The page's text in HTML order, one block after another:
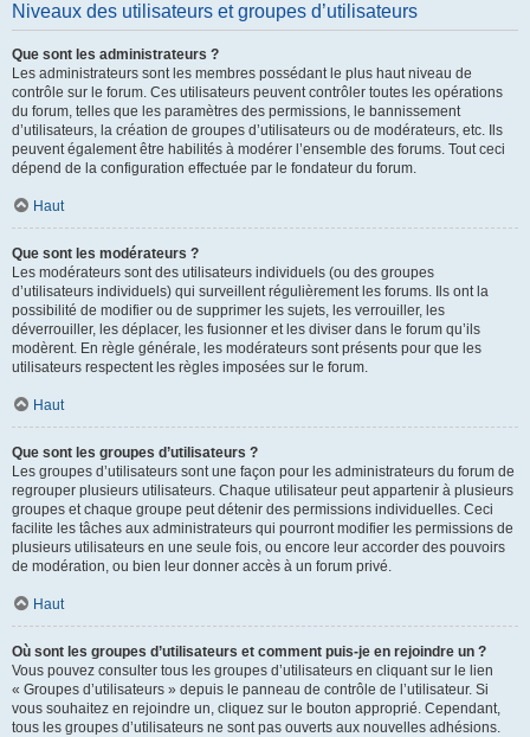
Niveaux des utilisateurs et groupes d’utilisateurs
Que sont les administrateurs ?
Les administrateurs sont les membres possédant le plus haut niveau de
contrôle sur le forum. Ces utilisateurs peuvent contrôler toutes les opérations
du forum, telles que les paramètres des permissions, le bannissement
d’utilisateurs, la création de groupes d’utilisateurs ou de modérateurs, etc. Ils
peuvent également être habilités à modérer l’ensemble des forums. Tout ceci
dépend de la configuration effectuée par le fondateur du forum.
Haut
Que sont les modérateurs ?
Les modérateurs sont des utilisateurs individuels (ou des groupes
d’utilisateurs individuels) qui surveillent régulièrement les forums. Ils ont la
possibilité de modifier ou de supprimer les sujets, les verrouiller, les
déverrouiller, les déplacer, les fusionner et les diviser dans le forum qu’ils
modèrent. En règle générale, les modérateurs sont présents pour que les
utilisateurs respectent les règles imposées sur le forum.
Haut
Que sont les groupes d’utilisateurs ?
Les groupes d’utilisateurs sont une façon pour les administrateurs du forum de
regrouper plusieurs utilisateurs. Chaque utilisateur peut appartenir à plusieurs
groupes et chaque groupe peut détenir des permissions individuelles. Ceci
facilite les tâches aux administrateurs qui pourront modifier les permissions de
plusieurs utilisateurs en une seule fois, ou encore leur accorder des pouvoirs
de modération, ou bien leur donner accès à un forum privé.
Haut
Où sont les groupes d’utilisateurs et comment puis-je en rejoindre un ?
Vous pouvez consulter tous les groupes d’utilisateurs en cliquant sur le lien
« Groupes d’utilisateurs » depuis le panneau de contrôle de l’utilisateur. Si
vous souhaitez en rejoindre un, cliquez sur le bouton approprié. Cependant,
tous les groupes d’utilisateurs ne sont pas ouverts aux nouvelles adhésions.